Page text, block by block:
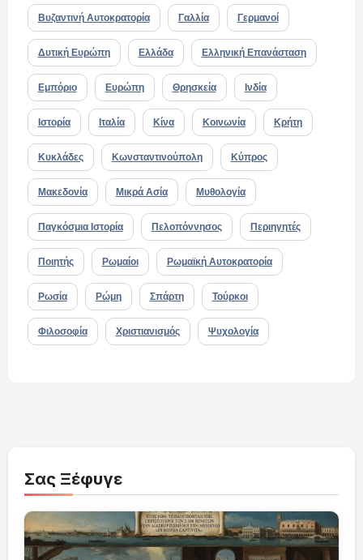
Βυζαντινή Αυτοκρατορία Γαλλία Γερμανοί
Δυτική Ευρώπη Ελλάδα Ελληνική Επανάσταση
Εμπόριο Ευρώπη Θρησκεία Ινδία
Ιστορία Ιταλία Κίνα Κοινωνία Κρήτη
Κυκλάδες Κωνσταντινούπολη Κύπρος
Μακεδονία Μικρά Ασία Μυθολογία
Παγκόσμια Ιστορία Πελοπόννησος Περιηγητές
Ποιητής Ρωμαίοι Ρωμαϊκή Αυτοκρατορία
Ρωσία Ρώμη Σπάρτη Τούρκοι
Φιλοσοφία Χριστιανισμός Ψυχολογία
Σας Ξέφυγε